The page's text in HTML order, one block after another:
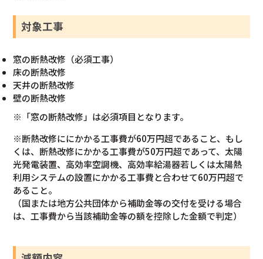
対象工事
窓の断熱改修（必須工事）
床の断熱改修
天井の断熱改修
壁の断熱改修
※「窓の断熱改修」は必須項目となります。
※断熱改修ににかかる工事費が60万円超であること、もし
くは、断熱改修にかかる工事費が50万円超であって、太陽
光発電装置、高効率空調機、高効率給湯器若しくは太陽熱
利用システムの設置にかかる工事費と合わせて60万円超で
あること。
（国または地方公共団体から補助金等の交付を受ける場合
は、工事費から当該補助金等の額を控除した金額で判定）